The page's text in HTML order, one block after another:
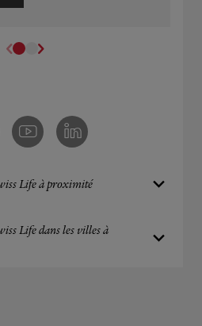
Youtube Linkedin
Life à proximité
Life dans les villes à